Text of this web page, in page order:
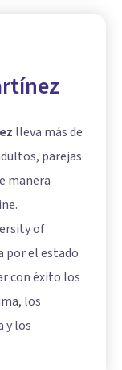
lleva más de
parejas
manera
of
por el estado
con éxito los
los
y los